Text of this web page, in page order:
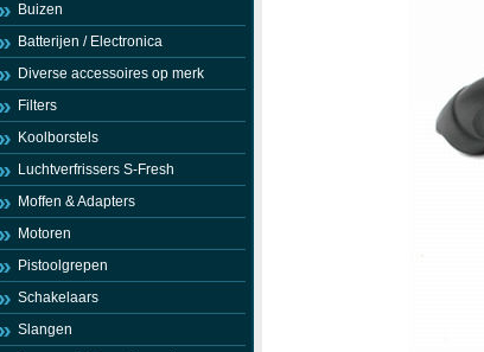
Buizen
Batterijen / Electronica
Diverse accessoires op merk
Filters
Koolborstels
Luchtverfrissers S-Fresh
Moffen & Adapters
Motoren
Pistoolgrepen
Schakelaars
Slangen